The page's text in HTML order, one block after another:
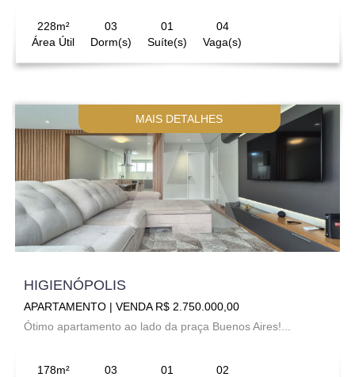
228m²
Área Útil
03
Dorm(s)
01
Suíte(s)
04
Vaga(s)
MAIS DETALHES
HIGIENÓPOLIS
APARTAMENTO | VENDA R$ 2.750.000,00
Ótimo apartamento ao lado da praça Buenos Aires!...
178m²
03
01
02